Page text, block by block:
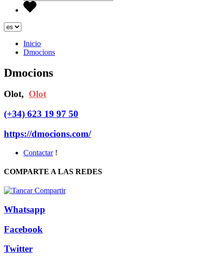
Inicio
Dmocions
Dmocions
Olot, Olot
(+34) 623 19 97 50
https://dmocions.com/
Contactar !
COMPARTE A LAS REDES
Whatsapp
Facebook
Twitter